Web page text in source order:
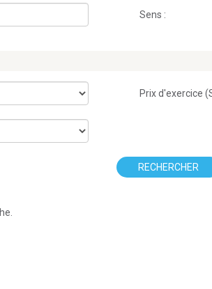
Sens :
Prix d'exercice
RECHERCHER